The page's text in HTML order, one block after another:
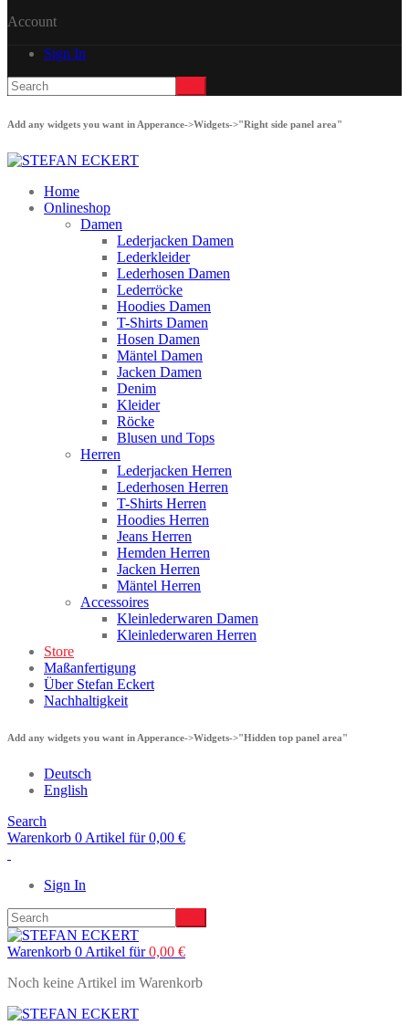
Account
Sign In
Add any widgets you want in Apperance->Widgets->"Right side panel area"
Home
Onlineshop
Damen
Lederjacken Damen
Lederkleider
Lederhosen Damen
Lederröcke
Hoodies Damen
T-Shirts Damen
Hosen Damen
Mäntel Damen
Jacken Damen
Denim
Kleider
Röcke
Blusen und Tops
Herren
Lederjacken Herren
Lederhosen Herren
T-Shirts Herren
Hoodies Herren
Jeans Herren
Hemden Herren
Jacken Herren
Mäntel Herren
Accessoires
Kleinlederwaren Damen
Kleinlederwaren Herren
Store
Maßanfertigung
Über Stefan Eckert
Nachhaltigkeit
Add any widgets you want in Apperance->Widgets->"Hidden top panel area"
Deutsch
English
Search
Warenkorb 0 Artikel für0,00 €
Sign In
Warenkorb 0 Artikel für0,00 €
Noch keine Artikel im Warenkorb